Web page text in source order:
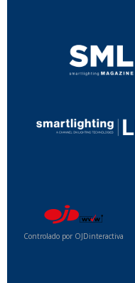
Controlado por OJDinteractiva